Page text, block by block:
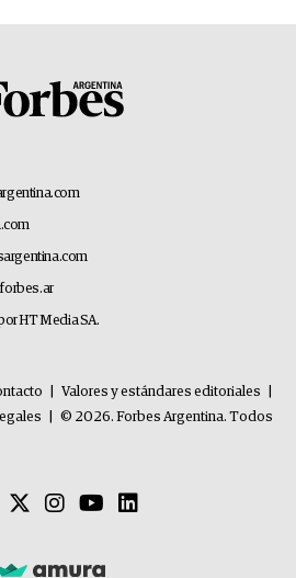
HT Media SA.
Valores y estándares editoriales
© 2026. Forbes Argentina. Todos